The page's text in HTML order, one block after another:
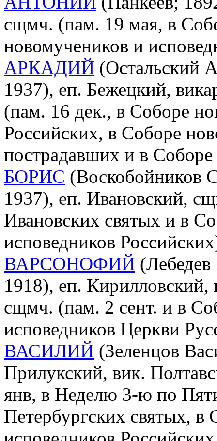
сщмч. (пам. 19 мая, в
новомучеников и
АРКАДИЙ (Остальский
1937), еп. Бежецкий,
(пам. 16 дек., в Соборе
Российских, в Соборе
пострадавших и в
БОРИС (Воскобойников
1937), еп. Ивановский,
Ивановских святых и в
исповедников
ВАРСОНОФИЙ
1918), еп. Кирилловский,
сщмч. (пам. 2 сент. и в
исповедников Церкви
ВАСИЛИЙ (Зеленцов
Прилукский, вик.
янв, в Неделю 3-ю по
Петербургских святых,